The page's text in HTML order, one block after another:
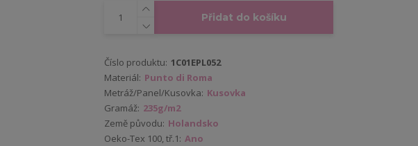
Přidat do košíku
Číslo produktu: 1C01EPL052
Materiál: Punto di Roma
Metráž/Panel/Kusovka: Kusovka
Gramáž: 235g/m2
Země původu: Holandsko
Oeko-Tex 100, tř.1: Ano